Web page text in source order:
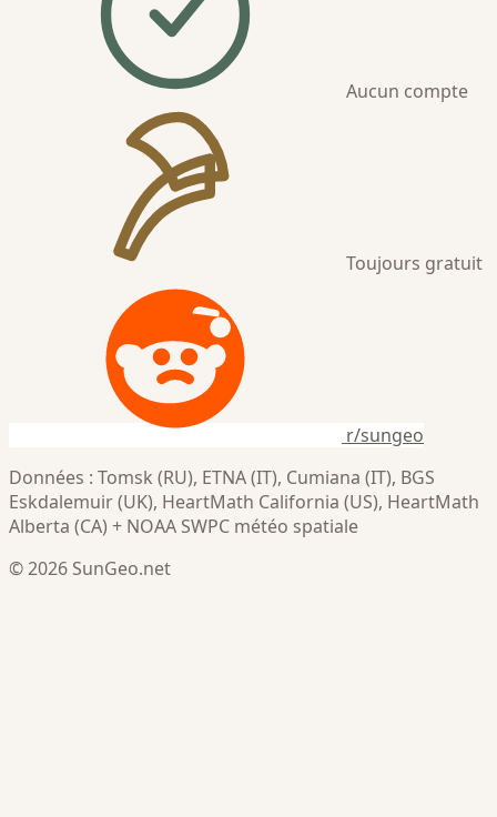
Aucun compte
Toujours gratuit
r/sungeo
Données : Tomsk (RU), ETNA (IT), Cumiana (IT), BGS
Eskdalemuir (UK), HeartMath California (US), HeartMath
Alberta (CA) + NOAA SWPC météo spatiale
© 2026 SunGeo.net